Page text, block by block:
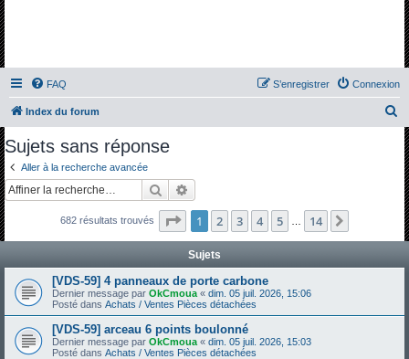
FAQ Connexion
S’enregistrer
Index du forum
c
Sujets sans réponse
Aller à la recherche avancée
Rechercher
682 résultats trouvés Page 1sur14
1 2 3 4 5 14
Sujets
[VDS-59] 4 panneaux de porte carbone
Dernier message par OkCmoua « dim. 05 juil. 2026, 15:06
Posté dans Achats / Ventes Pièces détachées
[VDS-59] arceau 6 points boulonné
Dernier message par OkCmoua « dim. 05 juil. 2026, 15:03
Posté dans Achats / Ventes Pièces détachées